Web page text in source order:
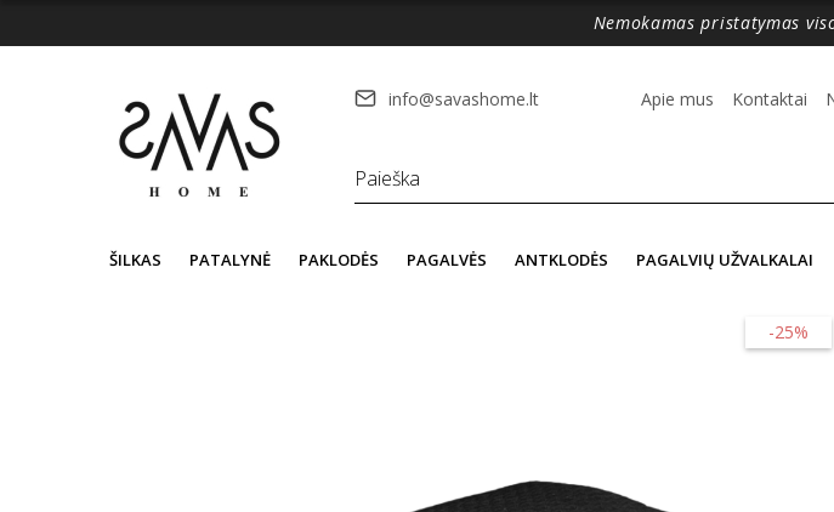
Nemokamas pristatymas
info@savashome.lt Apie mus Kontaktai
ŠILKAS PATALYNĖ PAKLODĖS PAGALVĖS ANTKLODĖS PAGALVIŲ UŽVALKALAI
-25%